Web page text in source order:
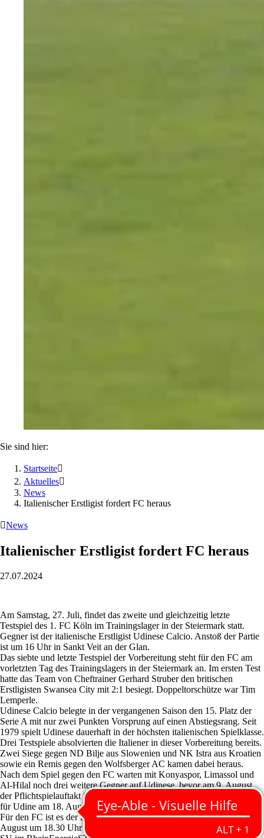
Sie sind hier:
Startseite
Aktuelles
News
Italienischer Erstligist fordert FC heraus
News
Italienischer Erstligist fordert FC heraus
27.07.2024
Am Samstag, 27. Juli, findet das zweite und gleichzeitig letzte
Testspiel des 1. FC Köln im Trainingslager in der Steiermark statt.
Gegner ist der italienische Erstligist Udinese Calcio. Anstoß der Partie
ist um 16 Uhr in Sankt Veit an der Glan.
Das siebte und letzte Testspiel der Vorbereitung steht für den FC am
vorletzten Tag des Trainingslagers in der Steiermark an. Im ersten Test
hatte das Team von Cheftrainer Gerhard Struber den britischen
Erstligisten Swansea City mit 2:1 besiegt. Doppeltorschütze war Tim
Lemperle.
Udinese Calcio belegte in der vergangenen Saison den 15. Platz der
Serie A mit nur zwei Punkten Vorsprung auf einen Abstiegsrang. Seit
1979 spielt Udinese dauerhaft in der höchsten italienischen Spielklasse.
Drei Testspiele absolvierten die Italiener in dieser Vorbereitung bereits.
Zwei Siege gegen ND Bilje aus Slowenien und NK Istra aus Kroatien
sowie ein Remis gegen den Wolfsberger AC kamen dabei heraus.
Nach dem Spiel gegen den FC warten mit Konyaspor, Limassol und
Al-Hilal noch drei weitere Gegner auf Udinese, bevor am 9. August
der Pflichtspielauftakt in der Coppa Italia ansteht. Die Serie A startet
für Udine am 18. August mit einem Auswärtsspiel in Bologna.
Für den FC ist es der letzte Test, bevor am kommenden Freitag, 2.
August um 18.30 Uhr der Pflichtspielauftakt gegen den Hamburger